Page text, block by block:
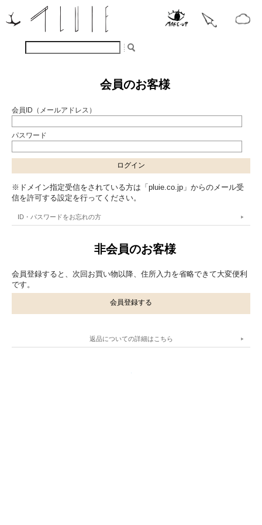
会員のお客様
会員ID（メールアドレス）
パスワード
※ドメイン指定受信をされている方は「pluie.co.jp」からのメール受
信を許可する設定を行ってください。
ID・パスワードをお忘れの方
非会員のお客様
会員登録すると、次回お買い物以降、住所入力を省略できて大変便利
です。
会員登録する
返品についての詳細はこちら